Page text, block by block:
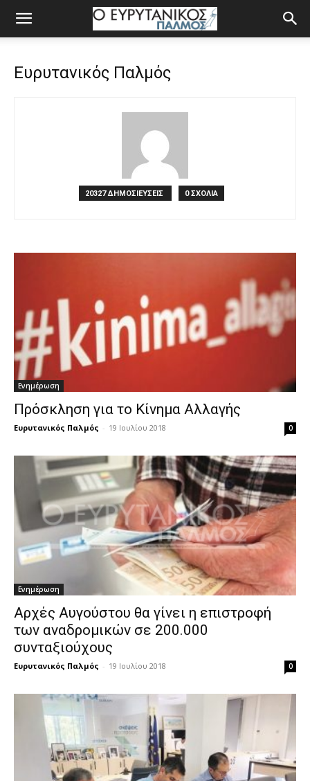
Ευρυτανικός Παλμός
20327 ΔΗΜΟΣΙΕΥΣΕΙΣ 0 ΣΧΟΛΙΑ
Ενημέρωση
Πρόσκληση για το Κίνημα Αλλαγής
Ευρυτανικός Παλμός - 19 Ιουλίου 2018 0
Ενημέρωση
Αρχές Αυγούστου θα γίνει η επιστροφή
των αναδρομικών σε 200.000
συνταξιούχους
Ευρυτανικός Παλμός - 19 Ιουλίου 2018 0